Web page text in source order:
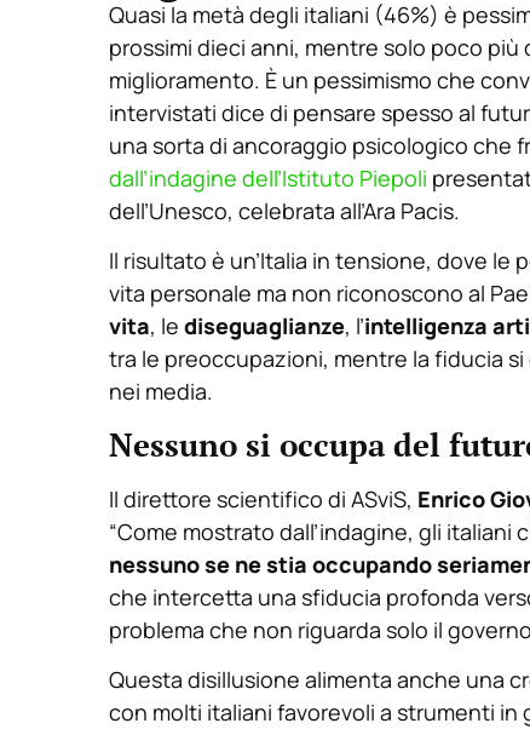
Quasi la metà degli italiani (46%) è
prossimi dieci anni, mentre solo poco
miglioramento. È un pessimismo che
intervistati dice di pensare spesso al
una sorta di ancoraggio psicologico che
dall’indagine dell’Istituto Piepoli
dell’Unesco, celebrata all’Ara Pacis.
Il risultato è un’Italia in tensione, dove
vita personale ma non riconoscono al
vita, le diseguaglianze, l’intelligenza
tra le preoccupazioni, mentre la fiducia
nei media.
Nessuno si occupa del
Il direttore scientifico di ASviS, Enrico
“Come mostrato dall’indagine, gli
nessuno se ne stia occupando
che intercetta una sfiducia profonda
problema che non riguarda solo il
Questa disillusione alimenta anche una
con molti italiani favorevoli a strumenti in